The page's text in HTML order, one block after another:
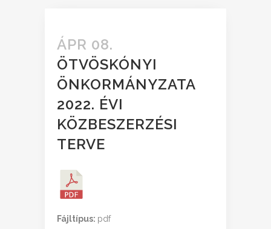
ÁPR 08.
ÖTVÖSKÓNYI
ÖNKORMÁNYZATA
2022. ÉVI
KÖZBESZERZÉSI
TERVE
Fájltípus: pdf